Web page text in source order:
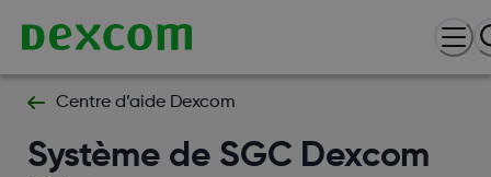
Centre d’aide Dexcom
Système de SGC Dexcom